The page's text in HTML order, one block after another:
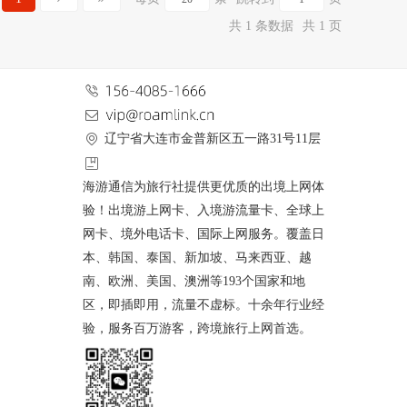
共 1 条数据
共 1 页
辽宁省大连市金普新区五一路31号11层
海游通信为旅行社提供更优质的出境上网体
验！出境游上网卡、入境游流量卡、全球上
网卡、境外电话卡、国际上网服务。覆盖日
本、韩国、泰国、新加坡、马来西亚、越
南、欧洲、美国、澳洲等193个国家和地
区，即插即用，流量不虚标。十余年行业经
验，服务百万游客，跨境旅行上网首选。